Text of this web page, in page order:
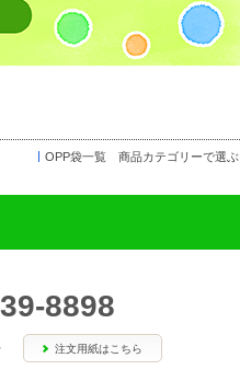
OPP袋一覧 商品カテゴリーで選ぶ
8898
注文用紙はこちら